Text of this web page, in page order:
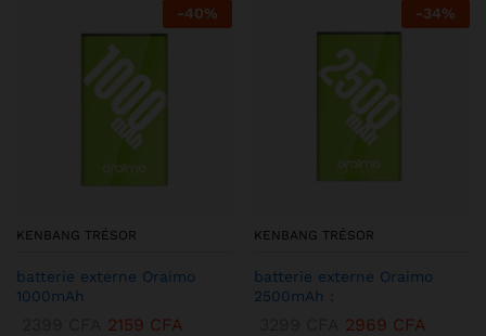
-40%
KENBANG TRÉSOR
batterie externe Oraimo
1000mAh
2159 CFA
-34%
KENBANG TRÉSOR
batterie externe Oraimo
2500mAh :
2969 CFA